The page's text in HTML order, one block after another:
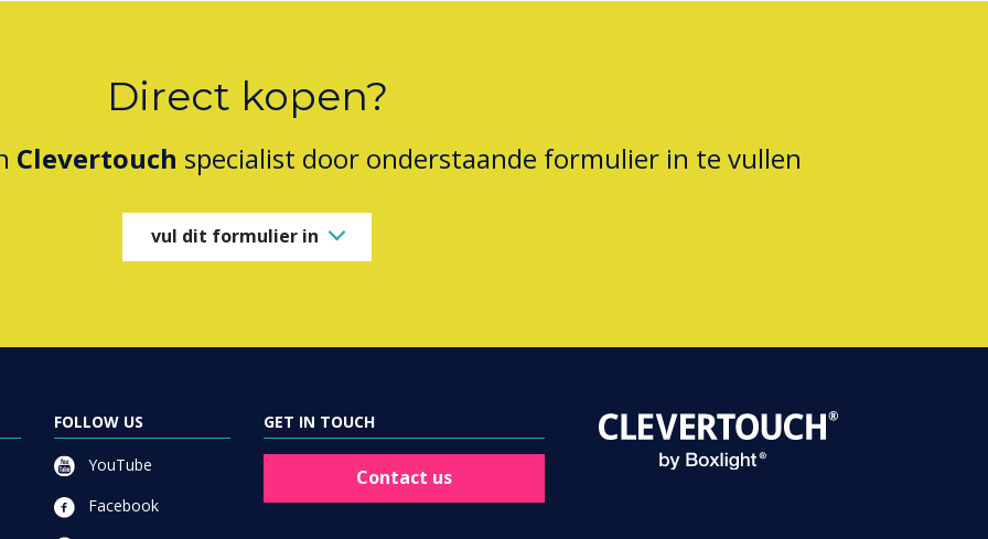
Direct kopen?
Clevertouch specialist door onderstaande formulier in te vullen
vul dit formulier in
FOLLOW US
YouTube
Facebook
GET IN TOUCH
Contact us